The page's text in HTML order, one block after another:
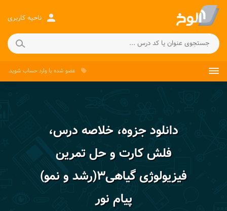
person ناحیه کاربری
local_offer عضو شده یاوارد حساب شوید.
دانلود جزوه، خلاصه درس،
فلش کارت و حل تمرین
فیزیولوژی گیاهی۳(رشد و نمو)
پیام نور